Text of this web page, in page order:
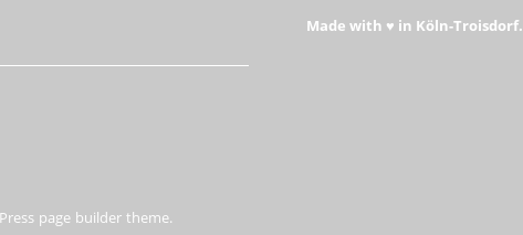
Made with ♥ in Köln-Troisdorf.
page builder theme.